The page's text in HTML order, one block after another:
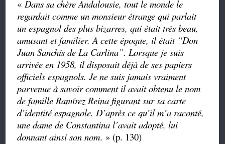
«Dans sa chère Andalousie, tout le monde le
regardait comme un monsieur étrange qui parlait
un espagnol des plus bizarres, qui était très beau,
amusant et familier. A cette époque, il était “Don
Juan Sanchís de La Carlina”. Lorsque je suis
arrivée en 1958, il disposait déjà de ses papiers
officiels espagnols. Je ne suis jamais vraiment
parvenue à savoir comment il avait obtenu le nom
de famille Ramírez Reina figurant sur sa carte
d’identité espagnole. D’après ce qu’il m’a raconté,
une dame de Constantina l’avait adopté, lui
donnant ainsi son nom. » (p. 130)